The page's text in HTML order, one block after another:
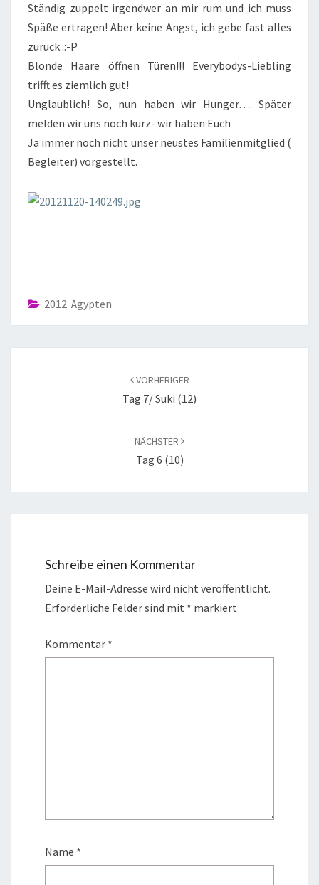
Ständig zuppelt irgendwer an mir rum und ich muss
Späße ertragen! Aber keine Angst, ich gebe fast alles
zurück ::-P
Blonde Haare öffnen Türen!!! Everybodys-Liebling
trifft es ziemlich gut!
Unglaublich! So, nun haben wir Hunger…. Später
melden wir uns noch kurz- wir haben Euch
Ja immer noch nicht unser neustes Familienmitglied (
Begleiter) vorgestellt.
2012 Ägypten
VORHERIGER
Tag 7/ Suki (12)
NÄCHSTER
Tag 6 (10)
Schreibe einen Kommentar
Deine E-Mail-Adresse wird nicht veröffentlicht.
Erforderliche Felder sind mit * markiert
Kommentar *
Name *